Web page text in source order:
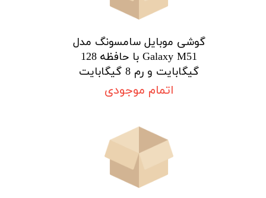
گوشی موبایل سامسونگ مدل
Galaxy M51 با حافظه 128
گیگابایت و رم 8 گیگابایت
اتمام موجودی